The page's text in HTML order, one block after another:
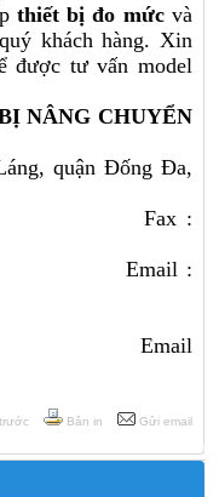
thiết bị đo mứcvà
khách hàng. Xin
được tư vấn model
NÂNG CHUYỂN
quận Đống Đa,
Fax :
:
Email
Bản in Gửi email